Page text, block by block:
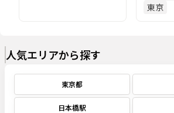
東京
人気エリアから探す
東京都
日本橋駅